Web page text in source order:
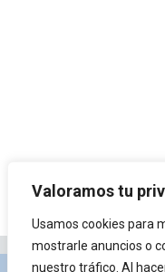
Valoramos tu
Usamos cookies para
mostrarle anuncios o
nuestro tráfico. Al